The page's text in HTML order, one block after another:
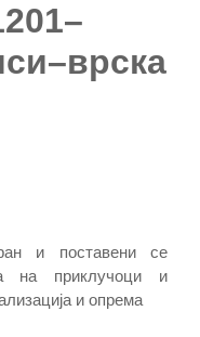
и поставени се
на приклучоци и
и опрема